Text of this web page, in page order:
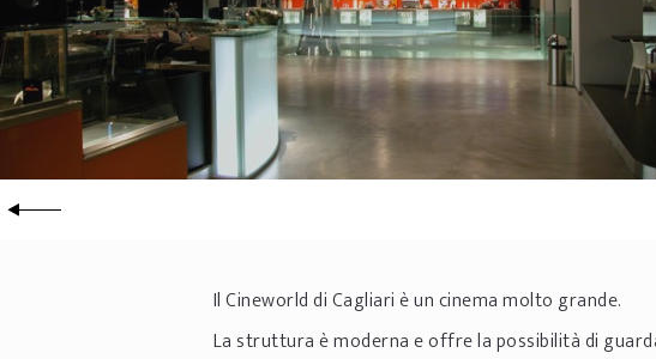
Il Cineworld di Cagliari è un cinema molto grande.
La struttura è moderna e offre la possibilità di